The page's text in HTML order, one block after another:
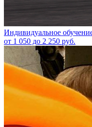
Индивидуальное
от 1 050 до 2 250 руб.